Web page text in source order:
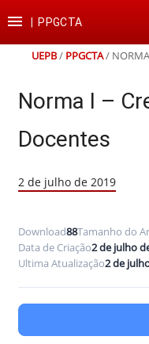
para
conteúdo
para
para
para
rodapé
 PPGCTA
UEPB/ PPGCTA/
Norma I –
Docentes
2 de julho de 2019
Download88Tamanho do
Data de Criação2 de julho
Ultima Atualização2 de